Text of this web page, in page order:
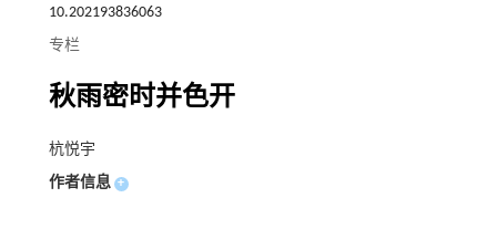
10.202193836063
专栏
秋雨密时并色开
杭悦宇
作者信息 +